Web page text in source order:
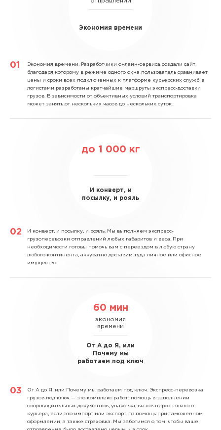
Экономия времени
Экономия времени. Разработчики онлайн-сервиса создали сайт,
благодаря которому в режиме одного окна пользователь сравнивает
цены и сроки всех подключенных к платформе курьерских служб, а
логистами разработаны кратчайшие маршруты экспресс-доставки
грузов. В зависимости от объективных условий транспортировка
может занять от нескольких часов до нескольких суток.
до 1 000 кг
И конверт, и
посылку, и рояль
И конверт, и посылку, и рояль. Мы выполняем экспресс-
грузоперевозки отправлений любых габаритов и веса. При
необходимости готовы помочь вам с переездом в любую страну
любого континента, аккуратно доставим туда личное или офисное
имущество.
60 мин
экономия
времени
От А до Я, или
Почему мы
работаем под ключ
От А до Я, или Почему мы работаем под ключ. Экспресс-перевозка
грузов под ключ — это комплекс работ: помощь в заполнении
сопроводительных документов, упаковка, вызов персонального
курьера, если это импорт или экспорт, то помощь при таможенном
оформлении, а также страховка. Мы заботимся о том, чтобы ваше